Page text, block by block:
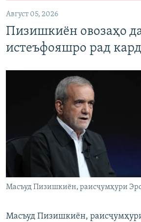
Август 05, 2026
Пизишкиён овозаҳо
истеъфояшро рад кард
Масъуд Пизишкиён, раисҷумҳури
Масъуд Пизишкиён,